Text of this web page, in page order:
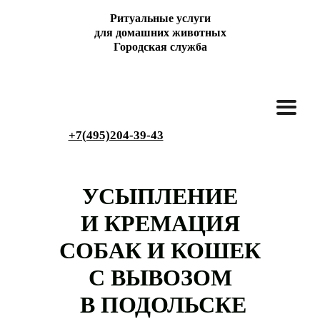
Ритуальные услуги
для домашних животных
Городская служба
+7(495)204-39-43
УСЫПЛЕНИЕ
И КРЕМАЦИЯ
СОБАК И КОШЕК
С ВЫВОЗОМ
В ПОДОЛЬСКЕ